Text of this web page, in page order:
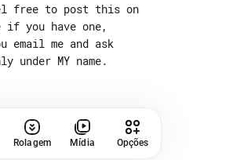
free to post this on
email me and ask
Rolagem Mídia Opções